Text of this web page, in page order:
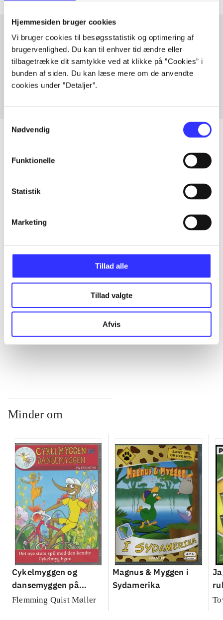
Hjemmesiden bruger cookies
Vi bruger cookies til besøgsstatistik og optimering af
brugervenlighed. Du kan til enhver tid ændre eller
tilbagetrække dit samtykke ved at klikke på ”Cookies” i
bunden af siden. Du kan læse mere om de anvendte
cookies under ”Detaljer”.
Nødvendig
Funktionelle
Statistik
Marketing
Tillad alle
Tillad valgte
Afvis
Artikler med samme emner
Fra
Artikler
...
...
Minder om
Cykelmyggen og
dansemyggen på
eventyr
Flemming Quist Møller
Magnus & Myggen i
Sydamerika